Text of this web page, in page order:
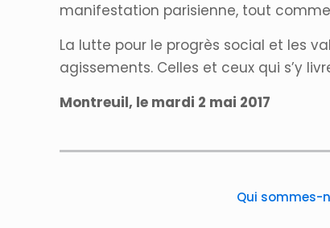
manifestation parisienne, tout
La lutte pour le progrès social et les
agissements. Celles et ceux qui s’y
Montreuil, le mardi 2 mai 2017
Qui sommes-